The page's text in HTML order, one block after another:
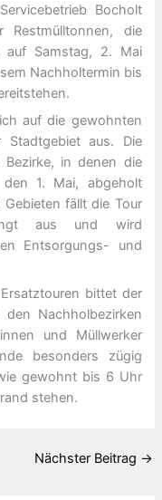
Bocholt
Restmülltonnen, die
auf Samstag, 2. Mai
Nachholtermin bis
auf die gewohnten
Stadtgebiet aus. Die
in denen die
den 1. Mai, abgeholt
fällt die Tour
aus und wird
Entsorgungs- und
bittet der
den Nachholbezirken
und Müllwerker
besonders zügig
gewohnt bis 6 Uhr
stehen.
Nächster Beitrag →